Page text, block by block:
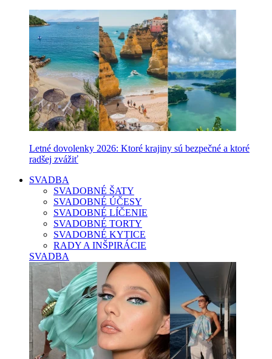
Letné dovolenky 2026: Ktoré krajiny sú bezpečné a ktoré
radšej zvážiť
SVADBA
SVADOBNÉ ŠATY
SVADOBNÉ ÚČESY
SVADOBNÉ LÍČENIE
SVADOBNÉ TORTY
SVADOBNÉ KYTICE
RADY A INŠPIRÁCIE
SVADBA